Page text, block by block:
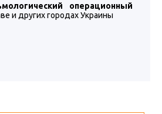
операционный
и других городах Украины